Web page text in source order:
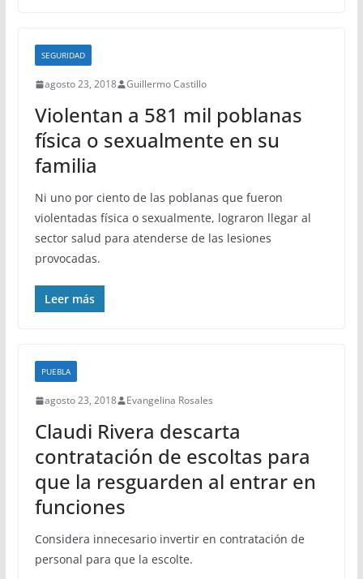
SEGURIDAD
agosto 23, 2018 Guillermo Castillo
Violentan a 581 mil poblanas
física o sexualmente en su
familia
Ni uno por ciento de las poblanas que fueron
violentadas física o sexualmente, lograron llegar al
sector salud para atenderse de las lesiones
provocadas.
Leer más
PUEBLA
agosto 23, 2018 Evangelina Rosales
Claudi Rivera descarta
contratación de escoltas para
que la resguarden al entrar en
funciones
Considera innecesario invertir en contratación de
personal para que la escolte.